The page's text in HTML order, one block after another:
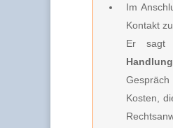
Im
Kontakt
Er sagt
Kosten,